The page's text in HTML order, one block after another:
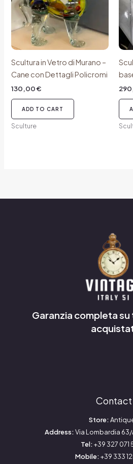
Scultura in Vetro di Murano –
Cane con Dettagli Policromi
130,00€
ADD TO CART
Sculture
Garanzia completa
Contact
Store:
Address:Via Lombardia
Tel:+39 327 071
Mobile:+39 333